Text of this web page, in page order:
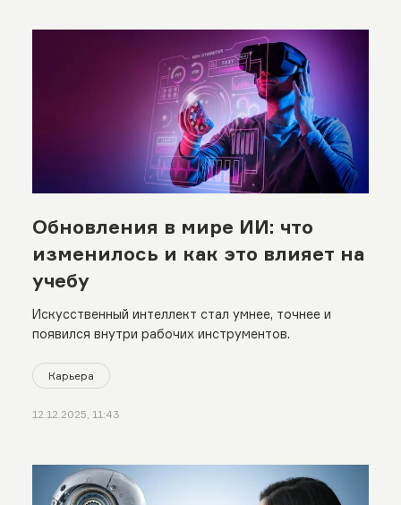
Обновления в мире ИИ: что
изменилось и как это влияет на
учебу
Искусственный интеллект стал умнее, точнее и
появился внутри рабочих инструментов.
Карьера
12.12.2025, 11:43